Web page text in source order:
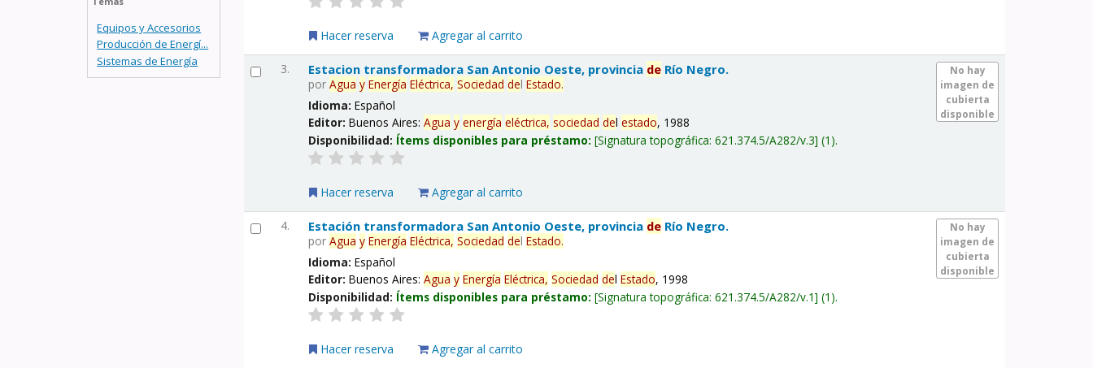
Equipos y Accesorios
Producción de Energí...
Sistemas de Energía
Hacer reserva Agregar al carrito
3.
No hay
imagen de
cubierta
disponible
Estacion transformadora San Antonio Oeste, provincia de Río Negro.
porAgua y Energía Eléctrica, Sociedad delEstado.
Idioma:Español
Editor:Buenos Aires:Agua y energía eléctrica, sociedad delestado, 1988
Disponibilidad: Ítems disponibles para préstamo: Signatura topográfica:621.374.5/A282/v.3 (1).
Hacer reserva Agregar al carrito
4.
No hay
imagen de
cubierta
disponible
Estación transformadora San Antonio Oeste, provincia de Río Negro.
porAgua y Energía Eléctrica, Sociedad delEstado.
Idioma:Español
Editor:Buenos Aires:Agua y Energía Eléctrica, Sociedad delEstado, 1998
Disponibilidad: Ítems disponibles para préstamo: Signatura topográfica:621.374.5/A282/v.1 (1).
Hacer reserva Agregar al carrito